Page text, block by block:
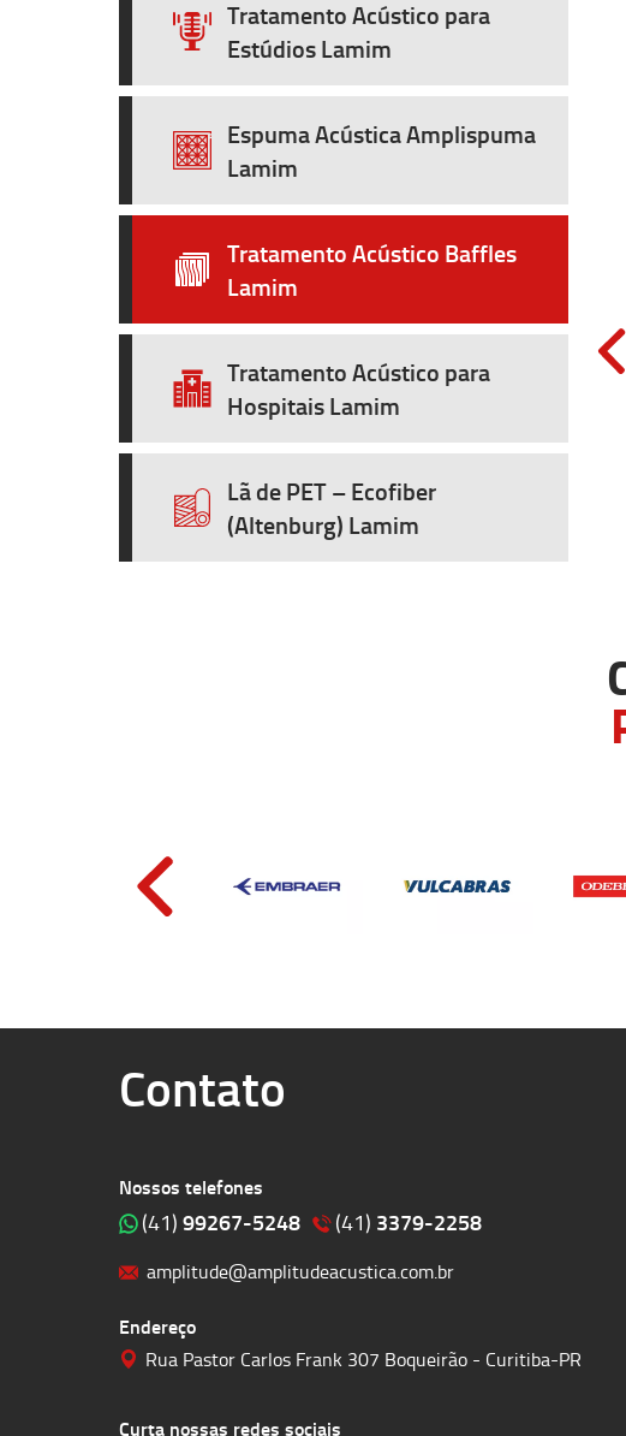
Tratamento Acústico para
Estúdios Lamim
Espuma Acústica Amplispuma
Lamim
Tratamento Acústico Baffles
Lamim
Tratamento Acústico para
Hospitais Lamim
Lã de PET – Ecofiber
(Altenburg) Lamim
Contato
Nossos telefones
(41) 99267-5248 (41) 3379-2258
amplitude@amplitudeacustica.com.br
Endereço
Rua Pastor Carlos Frank 307 Boqueirão - Curitiba-PR
Curta nossas redes sociais